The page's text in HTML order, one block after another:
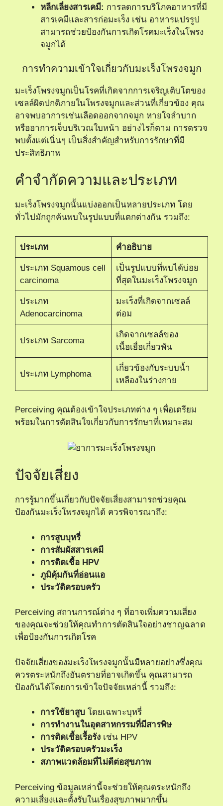
หลีกเลี่ยงสารเคมี: การลดการบริโภคอาหารที่มี
สารเคมีและสารก่อมะเร็ง เช่น อาหารแปรรูป
สามารถช่วยป้องกันการเกิดโรคมะเร็งในโพรง
จมูกได้
การทำความเข้าใจเกี่ยวกับมะเร็งโพรงจมูก
มะเร็งโพรงจมูกเป็นโรคที่เกิดจากการเจริญเติบโตของ
เซลล์ผิดปกติภายในโพรงจมูกและส่วนที่เกี่ยวข้อง คุณ
อาจพบอาการเช่นเลือดออกจากจมูก หายใจลำบาก
หรืออาการเจ็บบริเวณใบหน้า อย่างไรก็ตาม การตรวจ
พบตั้งแต่เนิ่นๆ เป็นสิ่งสำคัญสำหรับการรักษาที่มี
ประสิทธิภาพ
คำจำกัดความและประเภท
มะเร็งโพรงจมูกนั้นแบ่งออกเป็นหลายประเภท โดย
ทั่วไปมักถูกค้นพบในรูปแบบที่แตกต่างกัน รวมถึง:
ประเภท คำอธิบาย
ประเภท Squamous cell
carcinoma
เป็นรูปแบบที่พบได้บ่อย
ที่สุดในมะเร็งโพรงจมูก
ประเภท
Adenocarcinoma
มะเร็งที่เกิดจากเซลล์
ต่อม
ประเภท Sarcoma
เกิดจากเซลล์ของ
เนื้อเยื่อเกี่ยวพัน
ประเภท Lymphoma
เกี่ยวข้องกับระบบน้ำ
เหลืองในร่างกาย
Perceiving คุณต้องเข้าใจประเภทต่าง ๆ เพื่อเตรียม
พร้อมในการตัดสินใจเกี่ยวกับการรักษาที่เหมาะสม
ปัจจัยเสี่ยง
การรู้มากขึ้นเกี่ยวกับปัจจัยเสี่ยงสามารถช่วยคุณ
ป้องกันมะเร็งโพรงจมูกได้ ควรพิจารณาถึง:
การสูบบุหรี่
การสัมผัสสารเคมี
การติดเชื้อ HPV
ภูมิคุ้มกันที่อ่อนแอ
ประวัติครอบครัว
Perceiving สถานการณ์ต่าง ๆ ที่อาจเพิ่มความเสี่ยง
ของคุณจะช่วยให้คุณทำการตัดสินใจอย่างชาญฉลาด
เพื่อป้องกันการเกิดโรค
ปัจจัยเสี่ยงของมะเร็งโพรงจมูกนั้นมีหลายอย่างซึ่งคุณ
ควรตระหนักถึงอันตรายที่อาจเกิดขึ้น คุณสามารถ
ป้องกันได้โดยการเข้าใจปัจจัยเหล่านี้ รวมถึง:
การใช้ยาสูบ โดยเฉพาะบุหรี่
การทำงานในอุตสาหกรรมที่มีสารพิษ
การติดเชื้อเรื้อรัง เช่น HPV
ประวัติครอบครัวมะเร็ง
สภาพแวดล้อมที่ไม่ดีต่อสุขภาพ
Perceiving ข้อมูลเหล่านี้จะช่วยให้คุณตระหนักถึง
ความเสี่ยงและตั้งรับในเรื่องสุขภาพมากขึ้น